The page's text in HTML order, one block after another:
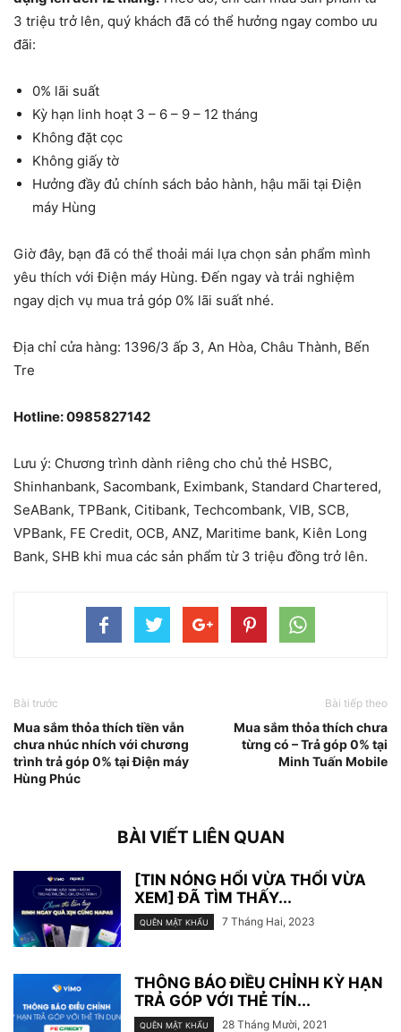
3 triệu trở lên, quý khách đã có thể hưởng ngay combo ưu
đãi:
0% lãi suất
Kỳ hạn linh hoạt 3 – 6 – 9 – 12 tháng
Không đặt cọc
Không giấy tờ
Hưởng đầy đủ chính sách bảo hành, hậu mãi tạiĐiện
máy Hùng
Giờ đây, bạn đã có thể thoải mái lựa chọn sản phẩm mình
yêu thích với Điện máy Hùng. Đến ngay và trải nghiệm
ngay dịch vụ mua trả góp 0% lãi suất nhé.
Địa chỉ cửa hàng: 1396/3 ấp 3, An Hòa, Châu Thành, Bến
Tre
Hotline: 0985827142
Lưu ý: Chương trình dành riêng cho chủ thẻ HSBC,
Shinhanbank, Sacombank, Eximbank, Standard Chartered,
SeABank, TPBank, Citibank, Techcombank, VIB, SCB,
VPBank, FE Credit, OCB, ANZ, Maritime bank, Kiên Long
Bank, SHB khi mua các sản phẩm từ 3 triệu đồng trở lên.
Bài trước
Mua sắm thỏa thích tiền vẫn
chưa nhúc nhích với chương
trình trả góp 0% tại Điện máy
Hùng Phúc
Bài tiếp theo
Mua sắm thỏa thích chưa
từng có – Trả góp 0% tại
Minh Tuấn Mobile
BÀI VIẾT LIÊN QUAN
[TIN NÓNG HỔI VỪA THỔI VỪA
XEM] ĐÃ TÌM THẤY...
QUÊN MẬT KHẨU 7 Tháng Hai, 2023
THÔNG BÁO ĐIỀU CHỈNH KỲ HẠN
TRẢ GÓP VỚI THẺ TÍN...
QUÊN MẬT KHẨU 28 Tháng Mười, 2021